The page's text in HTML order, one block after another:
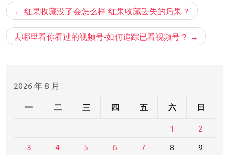
文
章
导
红果收藏没了会怎么样-红果收藏丢失的后果？
去哪里看你看过的视频号-如何追踪已看视频号？
2026 年 8 月
一 二 三 四 五 六 日
1
2
3
4 5 6 7 8 9